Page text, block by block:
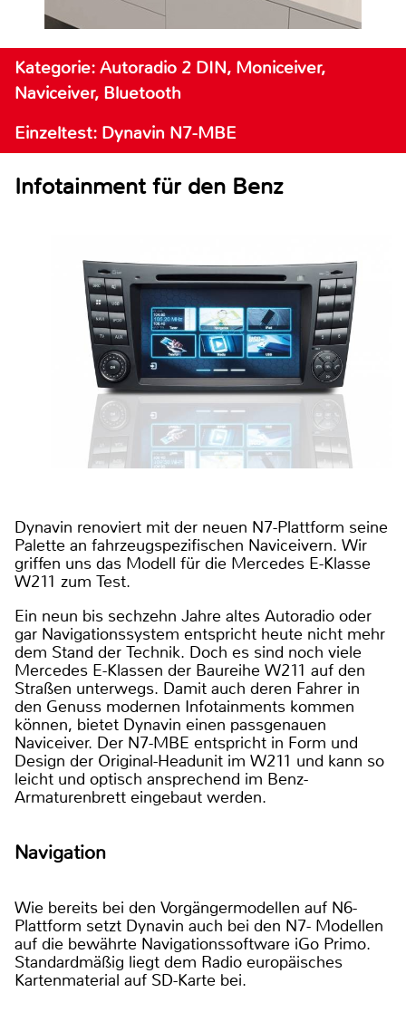
Kategorie: Autoradio 2 DIN, Moniceiver,
Naviceiver, Bluetooth
Einzeltest: Dynavin N7-MBE
Infotainment für den Benz
Dynavin renoviert mit der neuen N7-Plattform seine
Palette an fahrzeugspezifischen Naviceivern. Wir
griffen uns das Modell für die Mercedes E-Klasse
W211 zum Test.
Ein neun bis sechzehn Jahre altes Autoradio oder
gar Navigationssystem entspricht heute nicht mehr
dem Stand der Technik. Doch es sind noch viele
Mercedes E-Klassen der Baureihe W211 auf den
Straßen unterwegs. Damit auch deren Fahrer in
den Genuss modernen Infotainments kommen
können, bietet Dynavin einen passgenauen
Naviceiver. Der N7-MBE entspricht in Form und
Design der Original-Headunit im W211 und kann so
leicht und optisch ansprechend im Benz-
Armaturenbrett eingebaut werden.
Navigation
Wie bereits bei den Vorgängermodellen auf N6-
Plattform setzt Dynavin auch bei den N7- Modellen
auf die bewährte Navigationssoftware iGo Primo.
Standardmäßig liegt dem Radio europäisches
Kartenmaterial auf SD-Karte bei.